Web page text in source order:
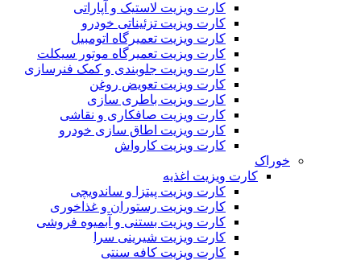
کارت ویزیت لاستیک و آپاراتی
کارت ویزیت تزئیناتی خودرو
کارت ویزیت تعمیرگاه اتومبیل
کارت ویزیت تعمیرگاه موتور سیکلت
کارت ویزیت جلوبندی و کمک فنرسازی
کارت ویزیت تعویض روغن
کارت ویزیت باطری سازی
کارت ویزیت صافکاری و نقاشی
کارت ویزیت اطاق سازی خودرو
کارت ویزیت کارواش
خوراک
کارت ویزیت اغذیه
کارت ویزیت پیتزا و ساندویچی
کارت ویزیت رستوران و غذاخوری
کارت ویزیت بستنی و آبمیوه فروشی
کارت ویزیت شیرینی سرا
کارت ویزیت کافه سنتی